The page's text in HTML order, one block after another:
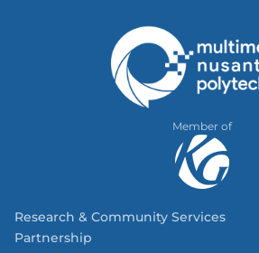
Member of
Research & Community Services
Partnership